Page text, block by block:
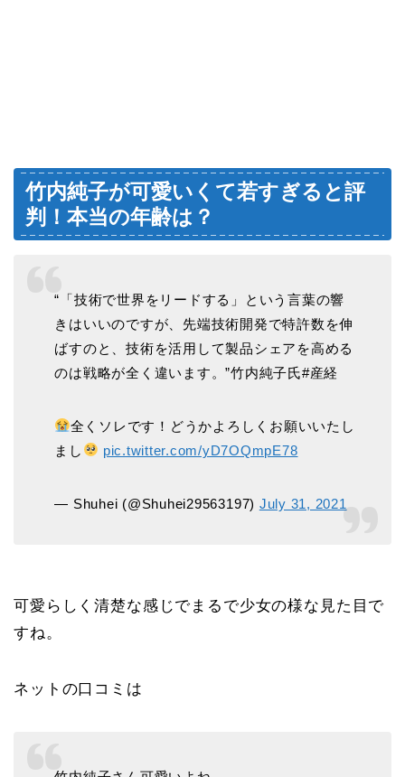
竹内純子が可愛いくて若すぎると評
判！本当の年齢は？
“「技術で世界をリードする」という言葉の響
きはいいのですが、先端技術開発で特許数を伸
ばすのと、技術を活用して製品シェアを高める
のは戦略が全く違います。”竹内純子氏#産経
全くソレです！どうかよろしくお願いいたし
まし
pic.twitter.com/yD7OQmpE78
— Shuhei (@Shuhei29563197) July 31, 2021
可愛らしく清楚な感じでまるで少女の様な見た目で
すね。
ネットの口コミは